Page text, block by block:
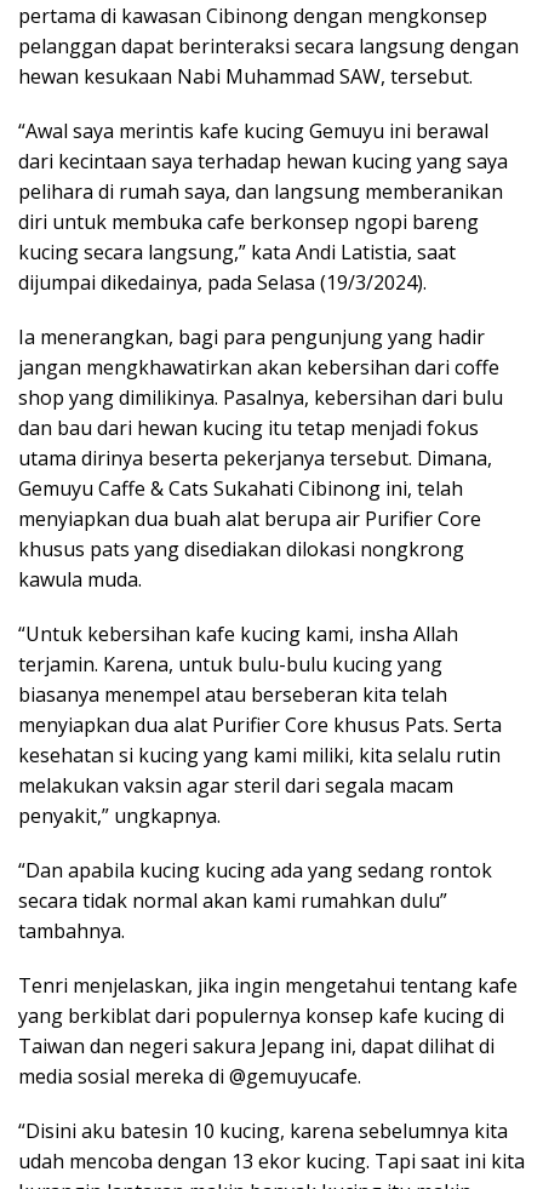
pertama di kawasan Cibinong dengan mengkonsep
pelanggan dapat berinteraksi secara langsung dengan
hewan kesukaan Nabi Muhammad SAW, tersebut.
“Awal saya merintis kafe kucing Gemuyu ini berawal
dari kecintaan saya terhadap hewan kucing yang saya
pelihara di rumah saya, dan langsung memberanikan
diri untuk membuka cafe berkonsep ngopi bareng
kucing secara langsung,” kata Andi Latistia, saat
dijumpai dikedainya, pada Selasa (19/3/2024).
Ia menerangkan, bagi para pengunjung yang hadir
jangan mengkhawatirkan akan kebersihan dari coffe
shop yang dimilikinya. Pasalnya, kebersihan dari bulu
dan bau dari hewan kucing itu tetap menjadi fokus
utama dirinya beserta pekerjanya tersebut. Dimana,
Gemuyu Caffe & Cats Sukahati Cibinong ini, telah
menyiapkan dua buah alat berupa air Purifier Core
khusus pats yang disediakan dilokasi nongkrong
kawula muda.
“Untuk kebersihan kafe kucing kami, insha Allah
terjamin. Karena, untuk bulu-bulu kucing yang
biasanya menempel atau berseberan kita telah
menyiapkan dua alat Purifier Core khusus Pats. Serta
kesehatan si kucing yang kami miliki, kita selalu rutin
melakukan vaksin agar steril dari segala macam
penyakit,” ungkapnya.
“Dan apabila kucing kucing ada yang sedang rontok
secara tidak normal akan kami rumahkan dulu”
tambahnya.
Tenri menjelaskan, jika ingin mengetahui tentang kafe
yang berkiblat dari populernya konsep kafe kucing di
Taiwan dan negeri sakura Jepang ini, dapat dilihat di
media sosial mereka di @gemuyucafe.
“Disini aku batesin 10 kucing, karena sebelumnya kita
udah mencoba dengan 13 ekor kucing. Tapi saat ini kita